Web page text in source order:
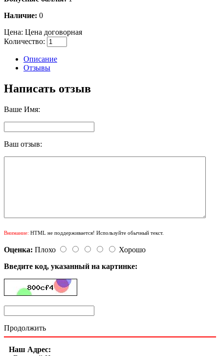
Наличие: 0
Цена: Цена договорная
Количество:
Описание
Отзывы
Написать отзыв
Ваше Имя:
Ваш отзыв:
Внимание: HTML не поддерживается! Используйте обычный текст.
Оценка: Плохо
Хорошо
Введите код, указанный на картинке:
Продолжить
Наш Адрес: